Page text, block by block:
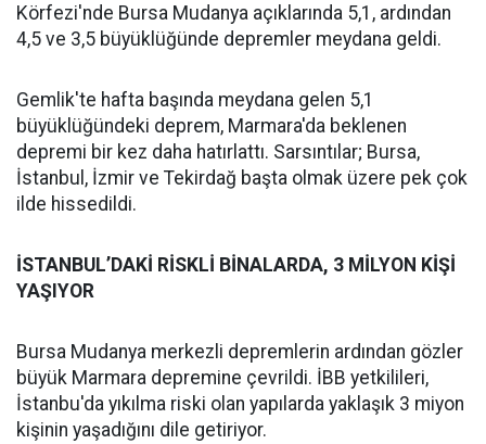
Körfezi'nde Bursa Mudanya açıklarında 5,1, ardından
4,5 ve 3,5 büyüklüğünde depremler meydana geldi.
Gemlik'te hafta başında meydana gelen 5,1
büyüklüğündeki deprem, Marmara'da beklenen
depremi bir kez daha hatırlattı. Sarsıntılar; Bursa,
İstanbul, İzmir ve Tekirdağ başta olmak üzere pek çok
ilde hissedildi.
İSTANBUL’DAKİ RİSKLİ BİNALARDA, 3 MİLYON KİŞİ
YAŞIYOR
Bursa Mudanya merkezli depremlerin ardından gözler
büyük Marmara depremine çevrildi. İBB yetkilileri,
İstanbu'da yıkılma riski olan yapılarda yaklaşık 3 miyon
kişinin yaşadığını dile getiriyor.